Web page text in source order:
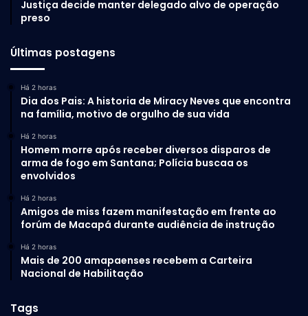
Justiça decide manter delegado alvo de operação
preso
Últimas postagens
Há 2 horas
Dia dos Pais: A historia de Miracy Neves que encontra
na família, motivo de orgulho de sua vida
Há 2 horas
Homem morre após receber diversos disparos de
arma de fogo em Santana; Polícia buscaa os
envolvidos
Há 2 horas
Amigos de miss fazem manifestação em frente ao
forúm de Macapá durante audiência de instrução
Há 2 horas
Mais de 200 amapaenses recebem a Carteira
Nacional de Habilitação
Tags